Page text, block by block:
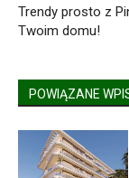
Trendy prosto z
Twoim domu!
POWIĄZANE